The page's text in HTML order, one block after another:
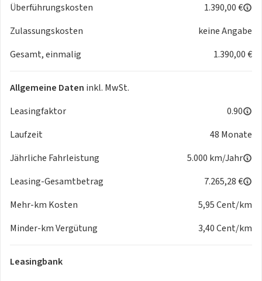
- Fensterheber elektrisch hinten
- Fernentriegelung Tankklappe
- Freisprecheinrichtung Bluetooth
- Gepäckraumabdeckung / Rollo
- Getriebe 5-Gang
- Gurtstraffer (vorn)
- Heckscheibenwischer
- Intelligenter Geschwindigkeits-Begrenzer
- Kopfstützen hinten verstellbar
- Kühlergrill mit Chromrahmen
- Lenksäule (Lenkrad) höhenverstellbar
Überführungskosten
1.390,00 €
Zulassungskosten
keine Angabe
Gesamt, einmalig
1.390,00 €
Allgemeine Daten inkl. MwSt.
Leasingfaktor
0.90
Laufzeit
48 Monate
Jährliche Fahrleistung
5.000 km/Jahr
Leasing-Gesamtbetrag
7.265,28 €
Mehr-km Kosten
5,95 Cent/km
Minder-km Vergütung
3,40 Cent/km
Leasingbank